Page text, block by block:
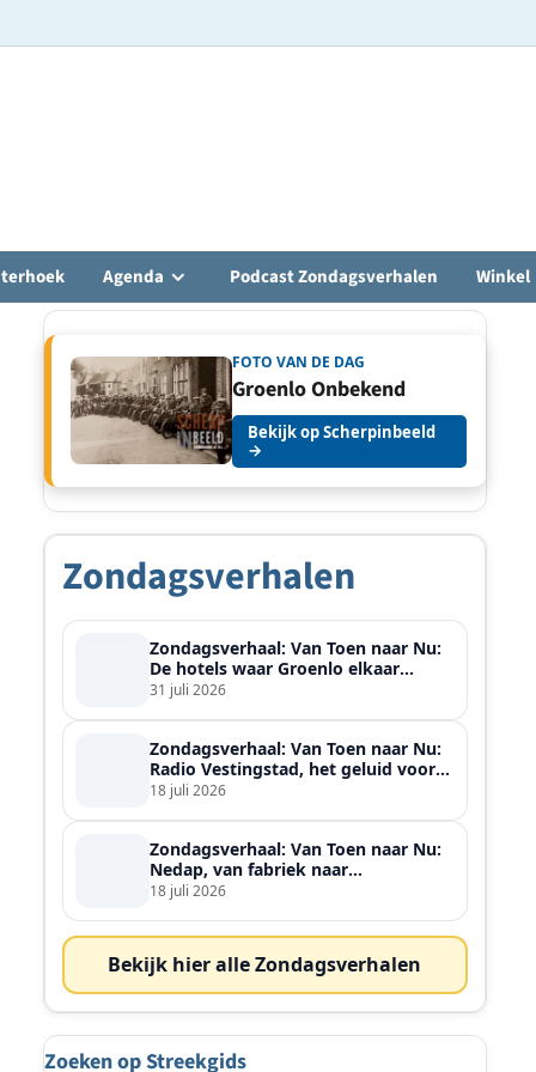
Agenda Podcast Zondagsverhalen Winkel
FOTO VAN DE DAG
Groenlo Onbekend
Bekijk op Scherpinbeeld
→
Zondagsverhalen
Zondagsverhaal: Van Toen naar Nu:
De hotels waar Groenlo elkaar
ontmoette
31 juli 2026
Zondagsverhaal: Van Toen naar Nu:
Radio Vestingstad, het geluid voor
heel de streek
18 juli 2026
Zondagsverhaal: Van Toen naar Nu:
Nedap, van fabriek naar
wereldspeler
18 juli 2026
Bekijk hier alle Zondagsverhalen
Zoeken op Streekgids